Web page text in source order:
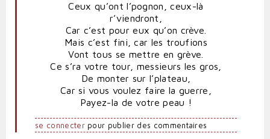
Ceux qu’ont l’pognon, ceux-là
r’viendront,
Car c’est pour eux qu’on crève.
Mais c’est fini, car les troufions
Vont tous se mettre en grève.
Ce s’ra votre tour, messieurs les gros,
De monter sur l’plateau,
Car si vous voulez faire la guerre,
Payez-la de votre peau !
se connecterpour publier des commentaires